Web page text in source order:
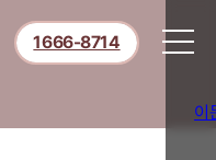
1666-8714
이